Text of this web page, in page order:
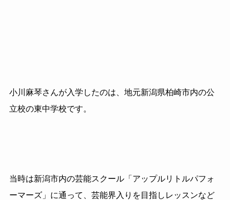
小川麻琴さんが入学したのは、地元新潟県柏崎市内の公
立校の東中学校です。
当時は新潟市内の芸能スクール「アップルリトルパフォ
ーマーズ」に通って、芸能界入りを目指しレッスンなど